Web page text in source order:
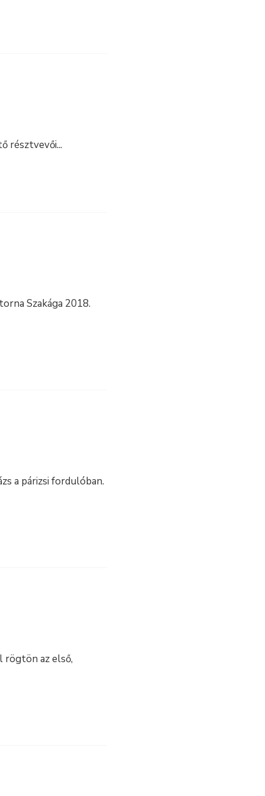
résztvevői...
Szakága 2018.
a párizsi fordulóban.
rögtön az első,